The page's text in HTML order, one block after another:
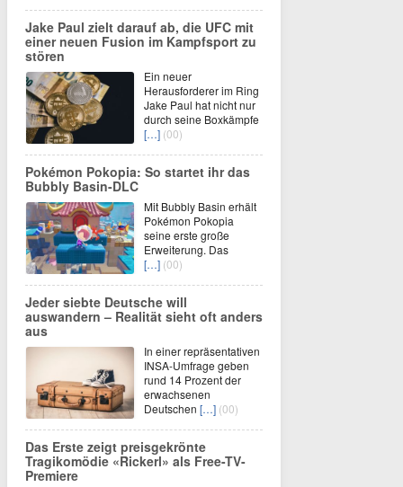
Jake Paul zielt darauf ab, die UFC mit
einer neuen Fusion im Kampfsport zu
stören
Ein neuer
Herausforderer im Ring
Jake Paul hat nicht nur
durch seine Boxkämpfe
[…] (00)
Pokémon Pokopia: So startet ihr das
Bubbly Basin-DLC
Mit Bubbly Basin erhält
Pokémon Pokopia
seine erste große
Erweiterung. Das
[…] (00)
Jeder siebte Deutsche will
auswandern – Realität sieht oft anders
aus
In einer repräsentativen
INSA-Umfrage geben
rund 14 Prozent der
erwachsenen
Deutschen […] (00)
Das Erste zeigt preisgekrönte
Tragikomödie «Rickerl» als Free-TV-
Premiere